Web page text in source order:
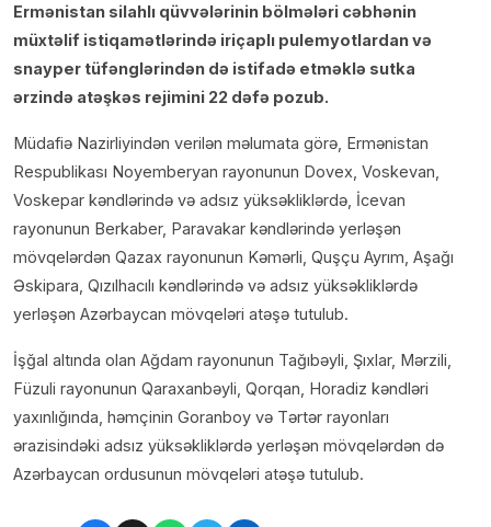
Ermənistan silahlı qüvvələrinin bölmələri cəbhənin
müxtəlif istiqamətlərində iriçaplı pulemyotlardan və
snayper tüfənglərindən də istifadə etməklə sutka
ərzində atəşkəs rejimini 22 dəfə pozub.
Müdafiə Nazirliyindən verilən məlumata görə, Ermənistan
Respublikası Noyemberyan rayonunun Dovex, Voskevan,
Voskepar kəndlərində və adsız yüksəkliklərdə, İcevan
rayonunun Berkaber, Paravakar kəndlərində yerləşən
mövqelərdən Qazax rayonunun Kəmərli, Quşçu Ayrım, Aşağı
Əskipara, Qızılhacılı kəndlərində və adsız yüksəkliklərdə
yerləşən Azərbaycan mövqeləri atəşə tutulub.
İşğal altında olan Ağdam rayonunun Tağıbəyli, Şıxlar, Mərzili,
Füzuli rayonunun Qaraxanbəyli, Qorqan, Horadiz kəndləri
yaxınlığında, həmçinin Goranboy və Tərtər rayonları
ərazisindəki adsız yüksəkliklərdə yerləşən mövqelərdən də
Azərbaycan ordusunun mövqeləri atəşə tutulub.